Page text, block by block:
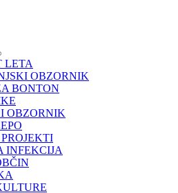
LETA
OBZORNIK
BONTON
OBZORNIK
INFEKCIJA